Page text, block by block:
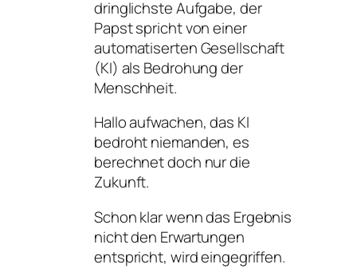
dringlichste Aufgabe, der
Papst spricht von einer
automatiserten Gesellschaft
(KI) als Bedrohung der
Menschheit.
Hallo aufwachen, das KI
bedroht niemanden, es
berechnet doch nur die
Zukunft.
Schon klar wenn das Ergebnis
nicht den Erwartungen
entspricht, wird eingegriffen.